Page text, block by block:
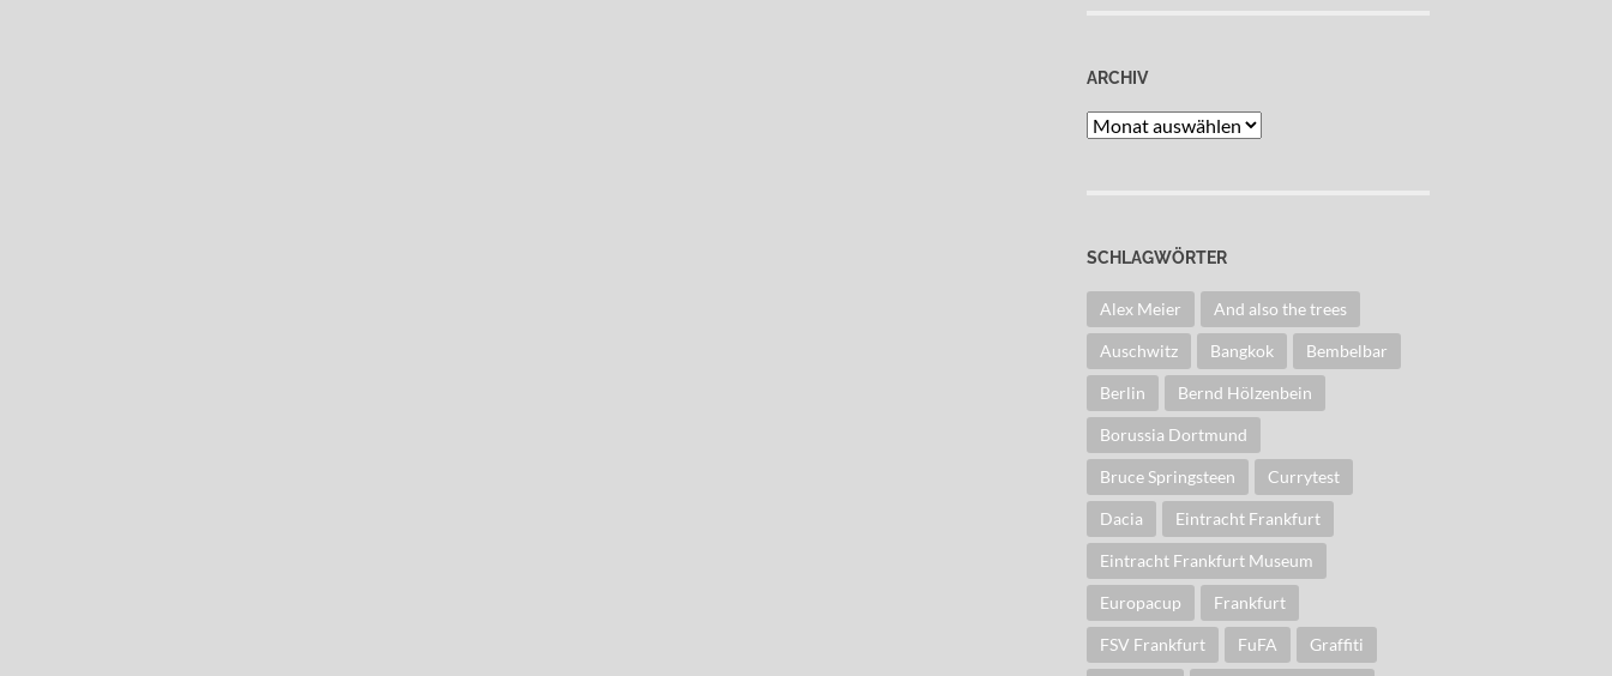
ARCHIV
Archiv
SCHLAGWÖRTER
Alex Meier And also the trees
Auschwitz Bangkok Bembelbar
Berlin Bernd Hölzenbein
Borussia Dortmund
Bruce Springsteen Currytest
Dacia Eintracht Frankfurt
Eintracht Frankfurt Museum
Europacup Frankfurt
FSV Frankfurt FuFA Graffiti